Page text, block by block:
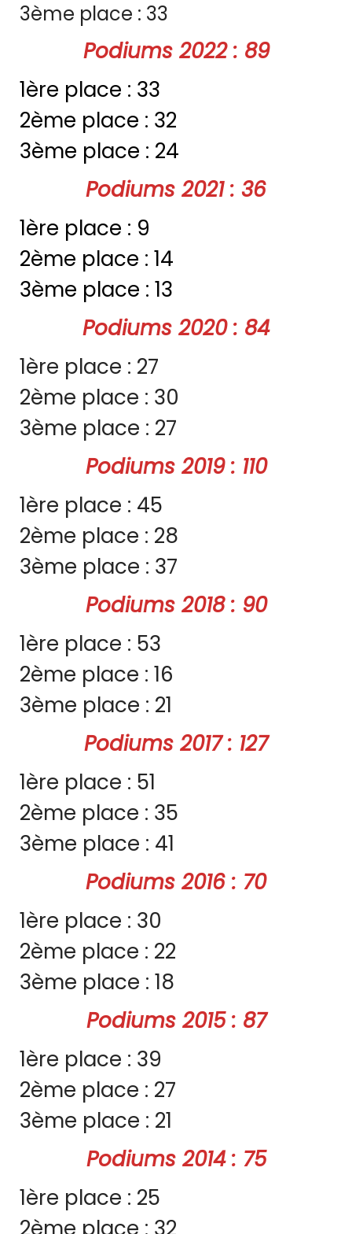
3ème place : 33
Podiums 2022 : 89
1ère place : 33
2ème place : 32
3ème place : 24
Podiums 2021 : 36
1ère place : 9
2ème place : 14
3ème place : 13
Podiums 2020 : 84
1ère place : 27
2ème place : 30
3ème place : 27
Podiums 2019 : 110
1ère place : 45
2ème place : 28
3ème place : 37
Podiums 2018 : 90
1ère place : 53
2ème place : 16
3ème place : 21
Podiums 2017 : 127
1ère place : 51
2ème place : 35
3ème place : 41
Podiums 2016 : 70
1ère place : 30
2ème place : 22
3ème place : 18
Podiums 2015 : 87
1ère place : 39
2ème place : 27
3ème place : 21
Podiums 2014 : 75
1ère place : 25